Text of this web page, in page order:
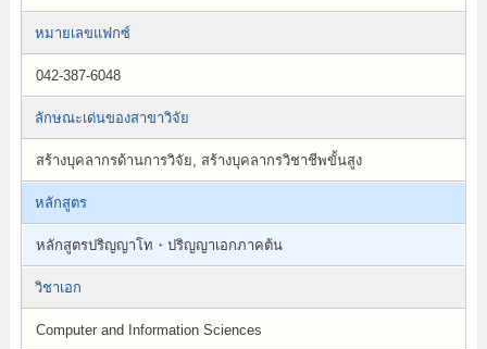
หมายเลขแฟกซ์
042-387-6048
ลักษณะเด่นของสาขาวิจัย
สร้างบุคลากรด้านการวิจัย, สร้างบุคลากรวิชาชีพขั้นสูง
หลักสูตร
หลักสูตรปริญญาโท・ปริญญาเอกภาคต้น
วิชาเอก
Computer and Information Sciences